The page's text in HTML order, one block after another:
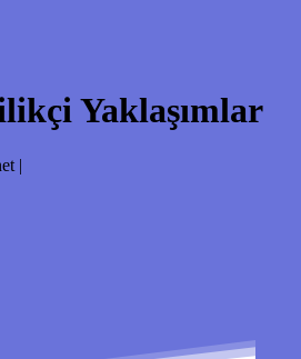
Yaklaşımlar
|